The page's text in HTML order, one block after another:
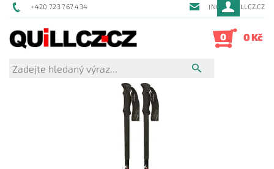
+420 723 767 434 INFO@QUILLCZ.CZ
0 0 Kč